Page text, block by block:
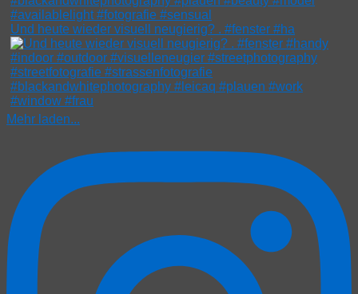
Und heute wieder visuell neugierig? . #fenster #ha
Mehr laden...